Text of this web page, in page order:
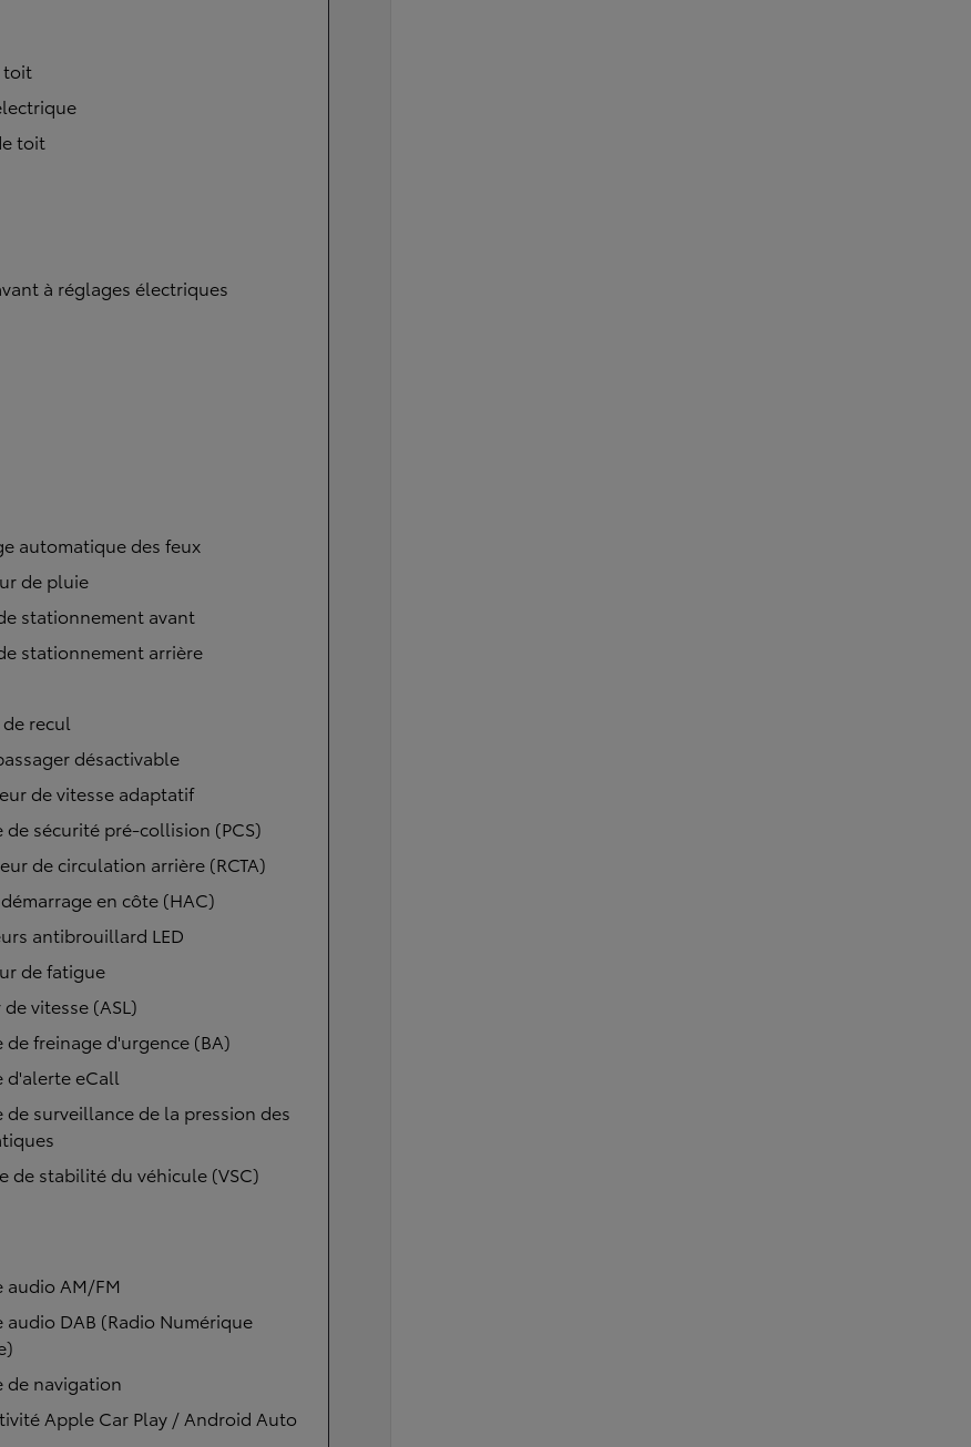
toit
toit
à réglages électriques
automatique des feux
de pluie
stationnement avant
stationnement arrière
recul
désactivable
de vitesse adaptatif
de sécurité pré-collision (PCS)
de circulation arrière (RCTA)
en côte (HAC)
antibrouillard LED
de fatigue
vitesse (ASL)
de freinage d'urgence (BA)
d'alerte eCall
de surveillance de la pression des
de stabilité du véhicule (VSC)
audio AM/FM
audio DAB (Radio Numérique
de navigation
Apple Car Play / Android Auto